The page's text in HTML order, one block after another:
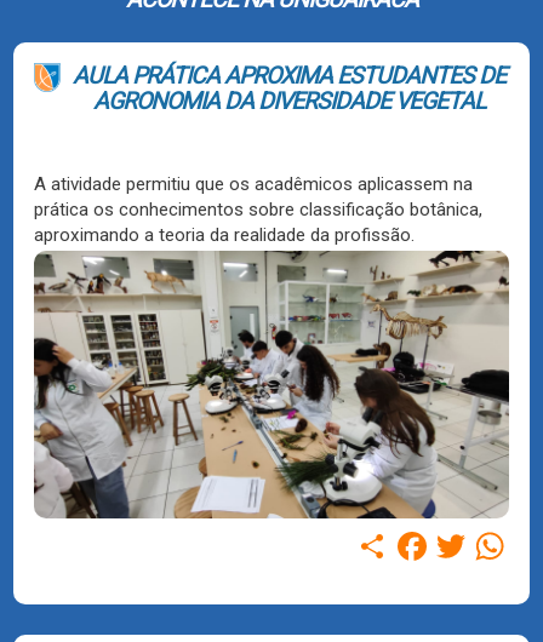
AULA PRÁTICA APROXIMA ESTUDANTES DE
AGRONOMIA DA DIVERSIDADE VEGETAL
A atividade permitiu que os acadêmicos aplicassem na
prática os conhecimentos sobre classificação botânica,
aproximando a teoria da realidade da profissão.
Compartilhar
Facebook
Twitter